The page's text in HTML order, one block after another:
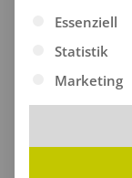
Obermaterial:
Es folgt eine
Essenziell
Statistik
Marketing